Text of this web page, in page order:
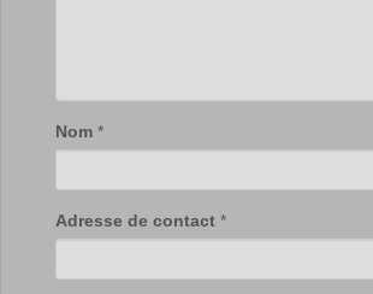
Nom *
Adresse de contact *